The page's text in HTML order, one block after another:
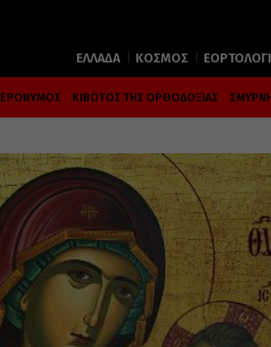
ΕΛΛΑΔΑ ΚΟΣΜΟΣ
ΚΙΒΩΤΟΣ ΤΗΣ ΟΡΘΟΔΟΞΙΑΣ